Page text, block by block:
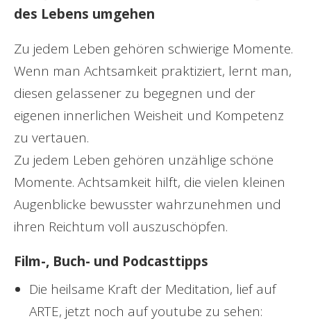
des Lebens umgehen
Zu jedem Leben gehören schwierige Momente.
Wenn man Achtsamkeit praktiziert, lernt man,
diesen gelassener zu begegnen und der
eigenen innerlichen Weisheit und Kompetenz
zu vertauen.
Zu jedem Leben gehören unzählige schöne
Momente. Achtsamkeit hilft, die vielen kleinen
Augenblicke bewusster wahrzunehmen und
ihren Reichtum voll auszuschöpfen.
Film-, Buch- und Podcasttipps
Die heilsame Kraft der Meditation, lief auf
ARTE, jetzt noch auf youtube zu sehen: